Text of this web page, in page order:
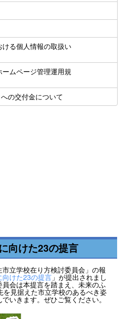
る個人情報の取扱い
ムページ管理運用規
の交付金について
向けた23の提言
立学校在り方検討委員会」の報
けた23の提言」が提出されまし
会は本提言を踏まえ、未来のふ
を見据えた市立学校のあるべき姿
いきます。ぜひご覧ください。